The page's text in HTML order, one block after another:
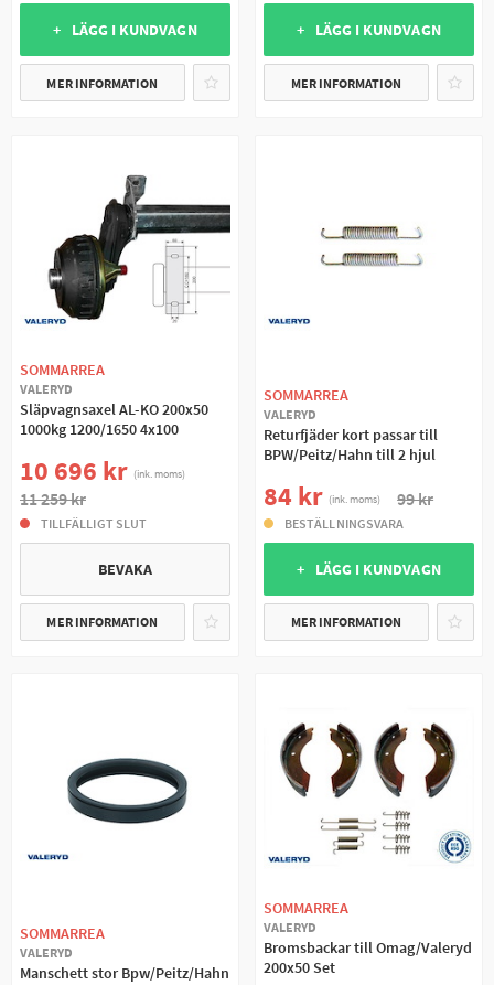
+ LÄGG I KUNDVAGN
MER INFORMATION
+ LÄGG I KUNDVAGN
MER INFORMATION
SOMMARREA
VALERYD
Släpvagnsaxel AL-KO 200x50
1000kg 1200/1650 4x100
10 696 kr (ink. moms)
11 259 kr
TILLFÄLLIGT SLUT
BEVAKA
MER INFORMATION
SOMMARREA
VALERYD
Returfjäder kort passar till
BPW/Peitz/Hahn till 2 hjul
84 kr (ink. moms) 99 kr
BESTÄLLNINGSVARA
+ LÄGG I KUNDVAGN
MER INFORMATION
SOMMARREA
VALERYD
Manschett stor Bpw/Peitz/Hahn
SOMMARREA
VALERYD
Bromsbackar till Omag/Valeryd
200x50 Set